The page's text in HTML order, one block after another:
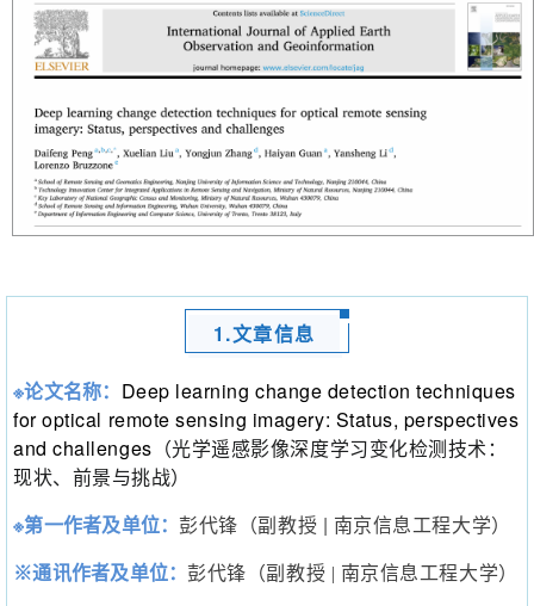
1.文章信息
※论文名称： Deep learning change detection techniques
for optical remote sensing imagery: Status, perspectives
and challenges （光学遥感影像深度学习变化检测技术：
现状、前景与挑战）
※第一作者及单位：彭代锋 （副教授 | 南京信息工程大学）
※通讯作者及单位：彭代锋 （副教授 | 南京信息工程大学）